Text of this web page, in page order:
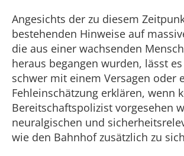
Angesichts der zu diesem
bestehenden Hinweise auf
die aus einer wachsenden
heraus begangen wurden, lässt
schwer mit einem Versagen oder
Fehleinschätzung erklären, wenn
Bereitschaftspolizist vorgesehen
neuralgischen und
wie den Bahnhof zusätzlich zu